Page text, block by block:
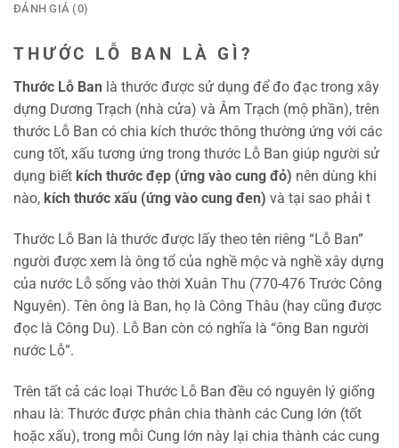
ĐÁNH GIÁ (0)
THƯỚC LỖ BAN LÀ GÌ?
Thước Lỗ Ban là thước được sử dụng để đo đạc trong xây
dựng Dương Trạch (nhà cửa) và Âm Trạch (mộ phần), trên
thước Lỗ Ban có chia kích thước thông thường ứng với các
cung tốt, xấu tương ứng trong thước Lỗ Ban giúp người sử
dụng biết kích thước đẹp (ứng vào cung đỏ) nên dùng khi
nào, kích thước xấu (ứng vào cung đen) và tại sao phải t
Thước Lỗ Ban là thước được lấy theo tên riêng “Lỗ Ban”
người được xem là ông tổ của nghề mộc và nghề xây dựng
của nước Lỗ sống vào thời Xuân Thu (770-476 Trước Công
Nguyên). Tên ông là Ban, họ là Công Thâu (hay cũng được
đọc là Công Du). Lỗ Ban còn có nghĩa là “ông Ban người
nước Lỗ”.
Trên tất cả các loại Thước Lỗ Ban đều có nguyên lý giống
nhau là: Thước được phân chia thành các Cung lớn (tốt
hoặc xấu), trong mỗi Cung lớn này lại chia thành các cung